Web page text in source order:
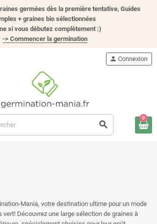
germées dès la première tentative, Guides
+ graines bio sélectionnées
si vous débutez complètement :)
-> Commencer la germination
search
person Connexion
0
Mania, votre destination ultime pour un mode
vert! Découvrez une large sélection de graines à